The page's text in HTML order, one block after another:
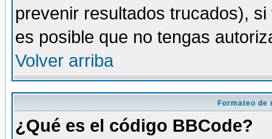
prevenir resultados trucados),
es posible que no tengas
Volver arriba
Formateo de
¿Qué es el código BBCode?